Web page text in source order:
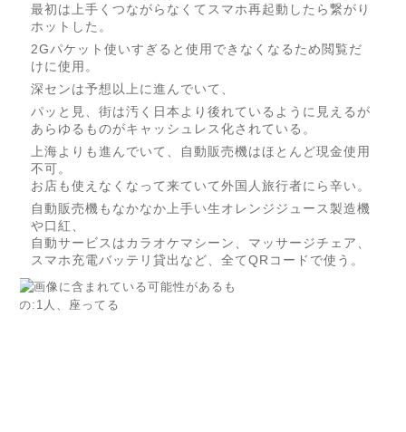
最初は上手くつながらなくてスマホ再起動したら繋がり
ホットした。
2Gパケット使いすぎると使用できなくなるため閲覧だ
けに使用。
深センは予想以上に進んでいて、
パッと見、街は汚く日本より後れているように見えるが
あらゆるものがキャッシュレス化されている。
上海よりも進んでいて、自動販売機はほとんど現金使用
不可。
お店も使えなくなって来ていて外国人旅行者にら辛い。
自動販売機もなかなか上手い生オレンジジュース製造機
や口紅、
自動サービスはカラオケマシーン、マッサージチェア、
スマホ充電バッテリ貸出など、全てQRコードで使う。